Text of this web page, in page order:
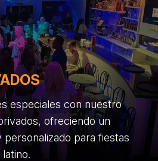
especiales con nuestro
ofreciendo un
para fiestas